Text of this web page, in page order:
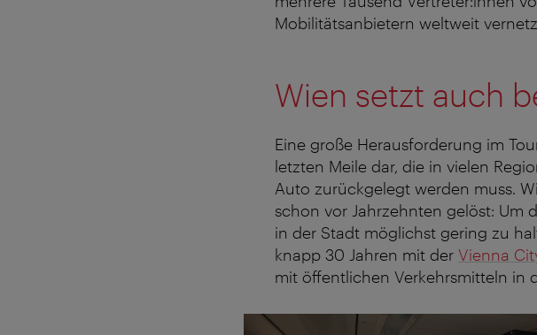
Mobilitätsanbietern weltweit
Wien setzt auch
Eine große Herausforderung im
letzten Meile dar, die in vielen
Auto zurückgelegt werden muss.
schon vor Jahrzehnten gelöst: Um
in der Stadt möglichst gering zu
knapp 30 Jahren mit der Vienna
mit öffentlichen Verkehrsmitteln in